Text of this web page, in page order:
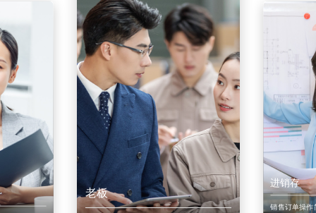
老板
进销存
销售订单操作